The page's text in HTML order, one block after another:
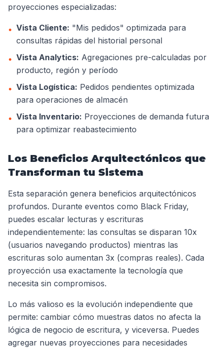
proyecciones especializadas:
• Vista Cliente: "Mis pedidos" optimizada para
consultas rápidas del historial personal
• Vista Analytics: Agregaciones pre-calculadas por
producto, región y período
• Vista Logística: Pedidos pendientes optimizada
para operaciones de almacén
• Vista Inventario: Proyecciones de demanda futura
para optimizar reabastecimiento
Los Beneficios Arquitectónicos que
Transforman tu Sistema
Esta separación genera beneficios arquitectónicos
profundos. Durante eventos como Black Friday,
puedes escalar lecturas y escrituras
independientemente: las consultas se disparan 10x
(usuarios navegando productos) mientras las
escrituras solo aumentan 3x (compras reales). Cada
proyección usa exactamente la tecnología que
necesita sin compromisos.
Lo más valioso es la evolución independiente que
permite: cambiar cómo muestras datos no afecta la
lógica de negocio de escritura, y viceversa. Puedes
agregar nuevas proyecciones para necesidades